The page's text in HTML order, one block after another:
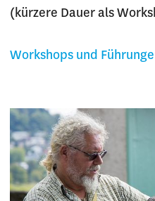
(kürzere Dauer als
Workshops und